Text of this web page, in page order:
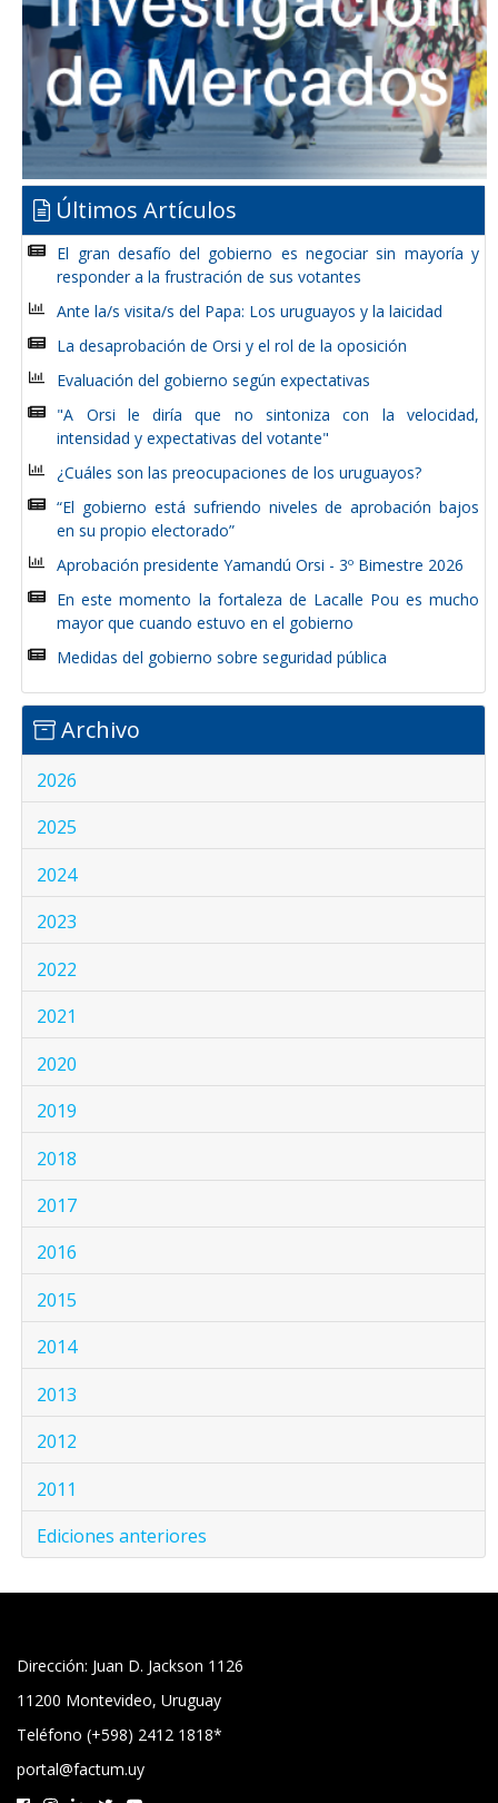
Últimos Artículos
El gran desafío del gobierno es negociar sin mayoría y
responder a la frustración de sus votantes
Ante la/s visita/s del Papa: Los uruguayos y la laicidad
La desaprobación de Orsi y el rol de la oposición
Evaluación del gobierno según expectativas
"A Orsi le diría que no sintoniza con la velocidad,
intensidad y expectativas del votante"
¿Cuáles son las preocupaciones de los uruguayos?
“El gobierno está sufriendo niveles de aprobación bajos
en su propio electorado”
Aprobación presidente Yamandú Orsi - 3º Bimestre 2026
En este momento la fortaleza de Lacalle Pou es mucho
mayor que cuando estuvo en el gobierno
Medidas del gobierno sobre seguridad pública
Archivo
2026
2025
2024
2023
2022
2021
2020
2019
2018
2017
2016
2015
2014
2013
2012
2011
Ediciones anteriores
Dirección: Juan D. Jackson 1126
11200 Montevideo, Uruguay
Teléfono (+598) 2412 1818*
portal@factum.uy